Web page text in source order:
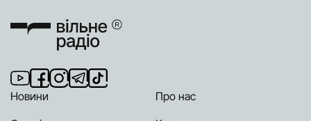
Новини
Про нас